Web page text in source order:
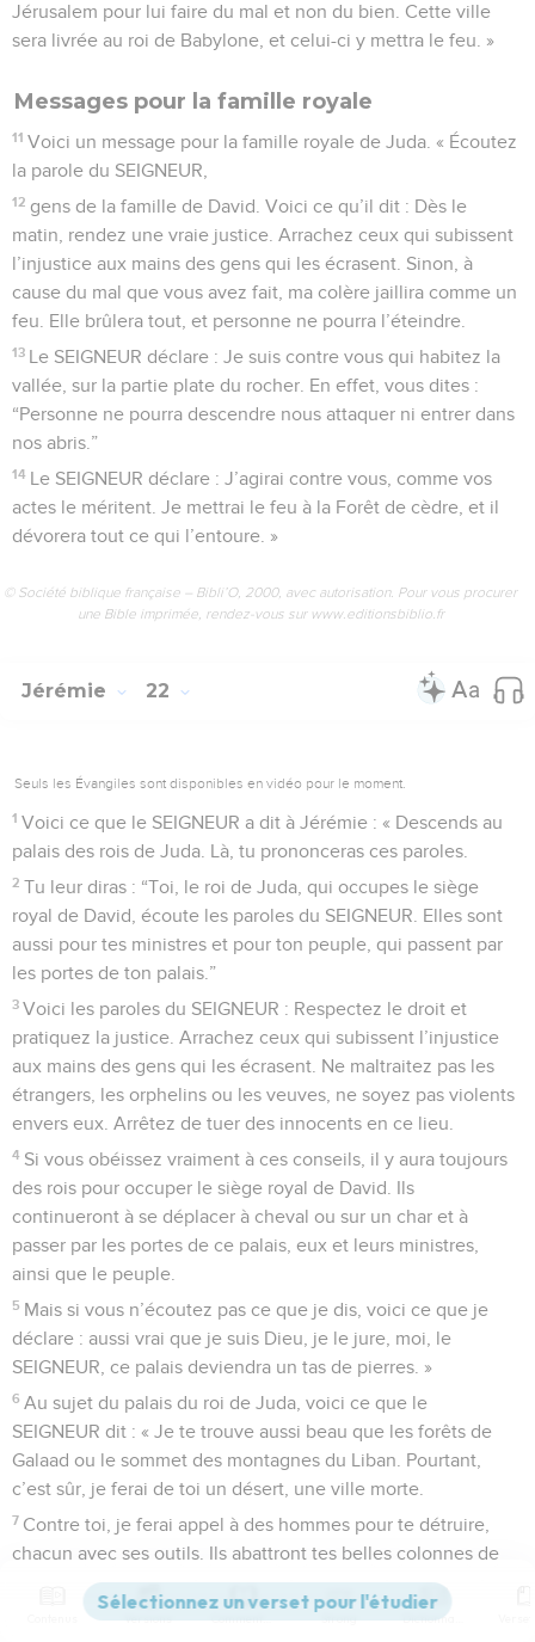
Jérusalem pour lui faire du mal et non du bien. Cette ville
sera livrée au roi de Babylone, et celui-ci y mettra le feu. »
Messages pour la famille royale
11 Voici un message pour la famille royale de Juda. « Écoutez
la parole du SEIGNEUR,
12 gens de la famille de David. Voici ce qu’il dit : Dès le
matin, rendez une vraie justice. Arrachez ceux qui subissent
l’injustice aux mains des gens qui les écrasent. Sinon, à
cause du mal que vous avez fait, ma colère jaillira comme un
feu. Elle brûlera tout, et personne ne pourra l’éteindre.
13 Le SEIGNEUR déclare : Je suis contre vous qui habitez la
vallée, sur la partie plate du rocher. En effet, vous dites :
“Personne ne pourra descendre nous attaquer ni entrer dans
nos abris.”
14 Le SEIGNEUR déclare : J’agirai contre vous, comme vos
actes le méritent. Je mettrai le feu à la Forêt de cèdre, et il
dévorera tout ce qui l’entoure. »
© Société biblique française – Bibli’O, 2000, avec autorisation. Pour vous procurer
une Bible imprimée, rendez-vous sur www.editionsbiblio.fr
Jérémie 22
Seuls les Évangiles sont disponibles en vidéo pour le moment.
1 Voici ce que le SEIGNEUR a dit à Jérémie : « Descends au
palais des rois de Juda. Là, tu prononceras ces paroles.
2 Tu leur diras : “Toi, le roi de Juda, qui occupes le siège
royal de David, écoute les paroles du SEIGNEUR. Elles sont
aussi pour tes ministres et pour ton peuple, qui passent par
les portes de ton palais.”
3 Voici les paroles du SEIGNEUR : Respectez le droit et
pratiquez la justice. Arrachez ceux qui subissent l’injustice
aux mains des gens qui les écrasent. Ne maltraitez pas les
étrangers, les orphelins ou les veuves, ne soyez pas violents
envers eux. Arrêtez de tuer des innocents en ce lieu.
4 Si vous obéissez vraiment à ces conseils, il y aura toujours
des rois pour occuper le siège royal de David. Ils
continueront à se déplacer à cheval ou sur un char et à
passer par les portes de ce palais, eux et leurs ministres,
ainsi que le peuple.
5 Mais si vous n’écoutez pas ce que je dis, voici ce que je
déclare : aussi vrai que je suis Dieu, je le jure, moi, le
SEIGNEUR, ce palais deviendra un tas de pierres. »
6 Au sujet du palais du roi de Juda, voici ce que le
SEIGNEUR dit : « Je te trouve aussi beau que les forêts de
Galaad ou le sommet des montagnes du Liban. Pourtant,
c’est sûr, je ferai de toi un désert, une ville morte.
7 Contre toi, je ferai appel à des hommes pour te détruire,
chacun avec ses outils. Ils abattront tes belles colonnes de
cèdre et ils les jetteront au feu. »
Beaucoup d’étrangers passeront près de Jérusalem. Ils
Versions Commentaires Strong